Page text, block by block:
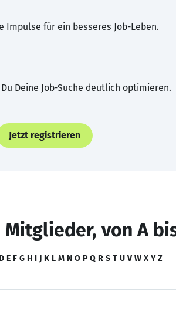
Impulse für ein besseres Job-Leben.
Deine Job-Suche deutlich optimieren.
Jetzt registrieren
Mitglieder, von A
D E F G H I J K L M N O P Q R S T U V W X Y Z